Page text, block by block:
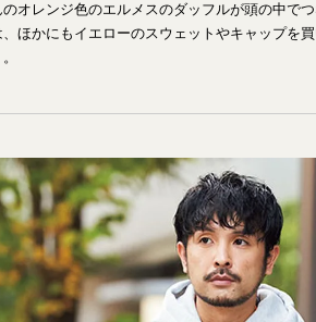
オレンジ色のエルメスのダッフルが頭の中で
ほかにもイエローのスウェットやキャップを